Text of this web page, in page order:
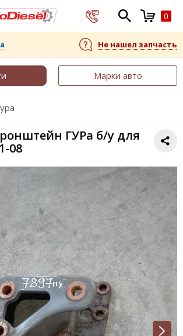
0
Не нашел запчасть
Марки авто
ГУРа б/у для
08